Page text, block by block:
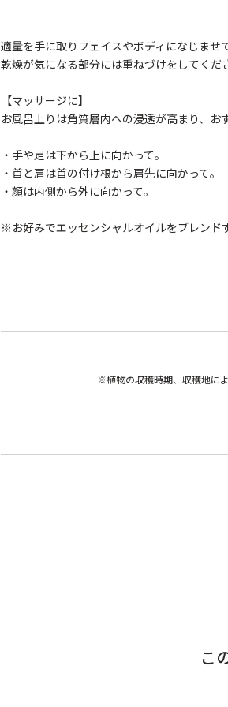
適量を手に取りフェイスやボディになじませ
乾燥が気になる部分には重ねづけをしてくだ
【マッサージに】
お風呂上りは角質層内への浸透が高まり、お
・手や足は下から上に向かって。
・首と肩は首の付け根から肩先に向かって。
・顔は内側から外に向かって。
※お好みでエッセンシャルオイルをブレンド
※植物の収穫時期、収穫地に
こ